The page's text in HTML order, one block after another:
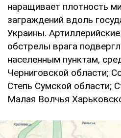
наращивает плотность
заграждений вдоль
Украины.
обстрелы врага
населенным пунктам,
Черниговской области;
Степь Сумской области;
Малая Волчья